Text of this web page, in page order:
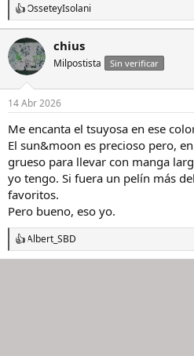
R
e
a
c
c
i
o
n
e
s
:
OsseteyIsolani
chius
Milpostista Sin verificar
14 Abr 2026
Me encanta el tsuyosa en ese
El sun&moon es precioso pero,
grueso para llevar con manga
yo tengo. Si fuera un pelín más
favoritos.
Pero bueno, eso yo.
R
e
Albert_SBD